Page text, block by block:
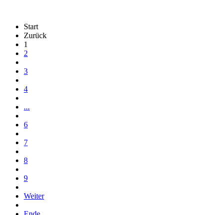
Start
Zurück
1
2
3
4
...
6
7
8
9
Weiter